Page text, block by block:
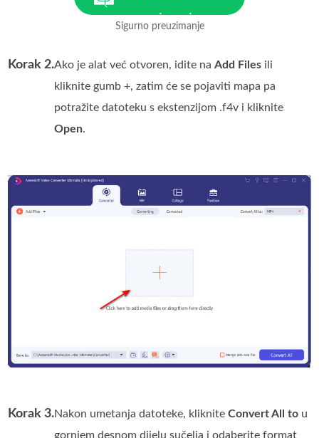
preuzimanje
Za MacOS 10.7 ili noviji
Sigurno preuzimanje
Korak 2.Ako je alat već otvoren, idite naAdd Files ili
kliknite gumb +, zatim će se pojaviti mapa pa
potražite datoteku s ekstenzijom .f4v i kliknite
Open.
Korak 3.Nakon umetanja datoteke, klikniteConvert All to u
gornjem desnom dijelu sučelja i odaberite format